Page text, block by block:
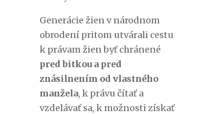
Generácie žien v národnom
obrodení pritom utvárali cestu
k právam žien byť chránené
pred bitkou a pred
znásilnením od vlastného
manžela, k právu čítať a
vzdelávať sa, k možnosti získať